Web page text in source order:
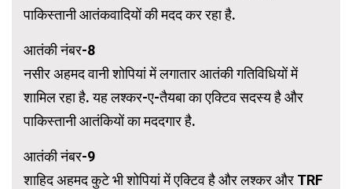
पाकिस्तानी आतंकवादियों की मदद कर रहा है.
आतंकी नंबर-8
नसीर अहमद वानी शोपियां में लगातार आतंकी गतिविधियों में
शामिल रहा है. यह लश्कर-ए-तैयबा का एक्टिव सदस्य है और
पाकिस्तानी आतंकियों का मददगार है.
आतंकी नंबर-9
शाहिद अहमद कुटे भी शोपियां में एक्टिव है और लश्कर और TRF